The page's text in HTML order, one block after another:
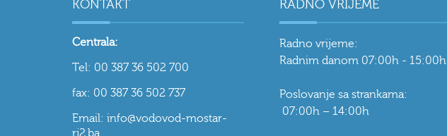
KONTAKT
Centrala:
Tel: 00 387 36 502 700
fax: 00 387 36 502 737
Email: info@vodovod-mostar-
rj2.ba
RADNO VRIJEME
Radno vrijeme:
Radnim danom 07:00h - 15:00h
Poslovanje sa strankama:
07:00h – 14:00h